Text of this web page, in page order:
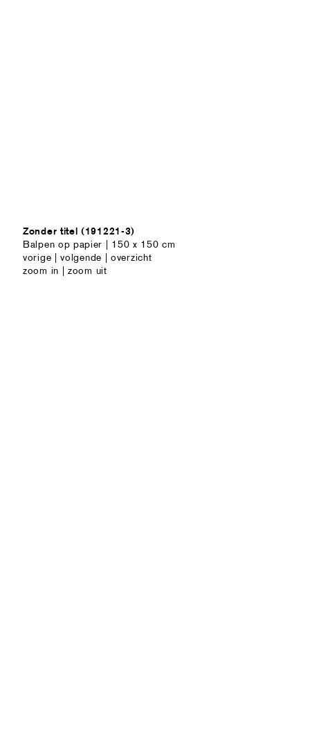
Zonder titel (191221-3)
Balpen op papier | 150 x 150 cm
vorige |volgende |overzicht
zoom in |zoom uit